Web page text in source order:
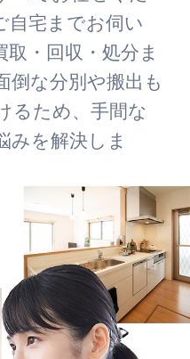
自宅までお伺い
・回収・処分ま
倒な分別や搬出も
るため、手間な
みを解決しま